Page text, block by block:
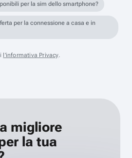
per la sim dello smartphone?
per la connessione a casa e in
l'informativa Privacy.
migliore
la tua